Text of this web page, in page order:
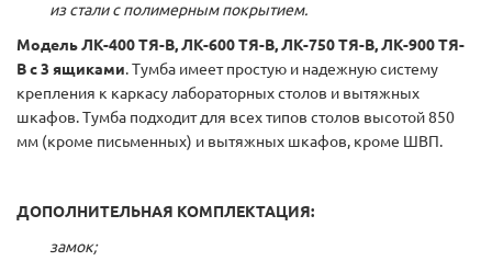
из стали с полимерным покрытием.
Модель ЛК-400 ТЯ-В, ЛК-600 ТЯ-В, ЛК-750 ТЯ-В, ЛК-900 ТЯ-
В с 3 ящиками. Тумба имеет простую и надежную систему
крепления к каркасу лабораторных столов и вытяжных
шкафов. Тумба подходит для всех типов столов высотой 850
мм (кроме письменных) и вытяжных шкафов, кроме ШВП.
ДОПОЛНИТЕЛЬНАЯ КОМПЛЕКТАЦИЯ:
замок;